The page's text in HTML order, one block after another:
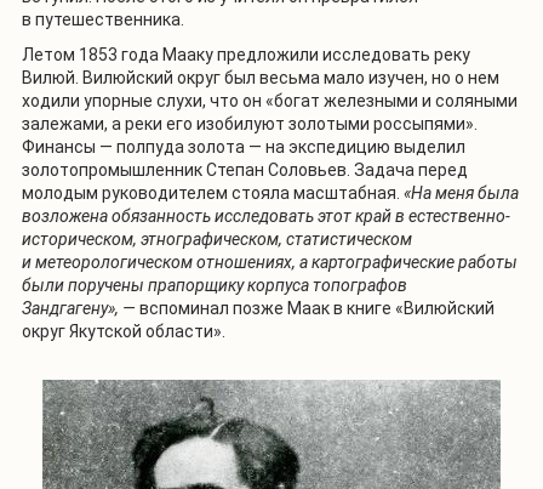
в путешественника.
Летом 1853 года Мааку предложили исследовать реку
Вилюй. Вилюйский округ был весьма мало изучен, но о нем
ходили упорные слухи, что он «богат железными и соляными
залежами, а реки его изобилуют золотыми россыпями».
Финансы — полпуда золота — на экспедицию выделил
золотопромышленник Степан Соловьев. Задача перед
молодым руководителем стояла масштабная. «На меня была
возложена обязанность исследовать этот край в естественно-
историческом, этнографическом, статистическом
и метеорологическом отношениях, а картографические работы
были поручены прапорщику корпуса топографов
Зандгагену», — вспоминал позже Маак в книге «Вилюйский
округ Якутской области».